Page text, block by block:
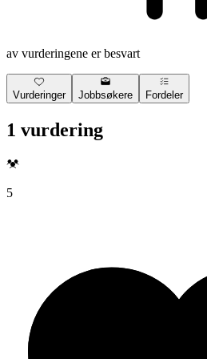
av vurderingene er besvart
Vurderinger Jobbsøkere Fordeler
1 vurdering
5